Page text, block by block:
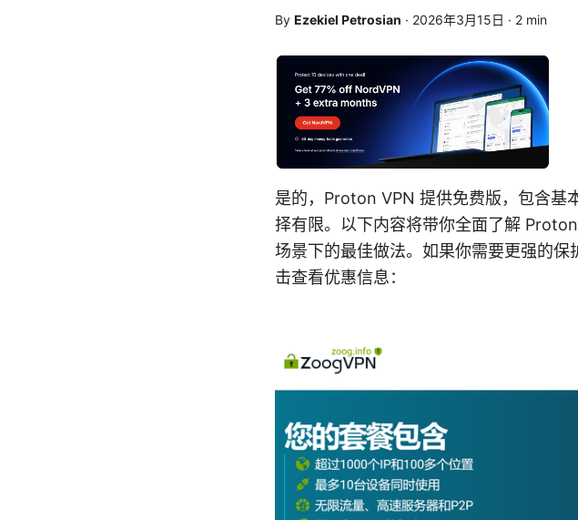
By Ezekiel Petrosian · 2026年3月15日 · 2 min
是的，Proton VPN 提供免费版，包含基
择有限。以下内容将带你全面了解
场景下的最佳做法。如果你需要更强的
击查看优惠信息：